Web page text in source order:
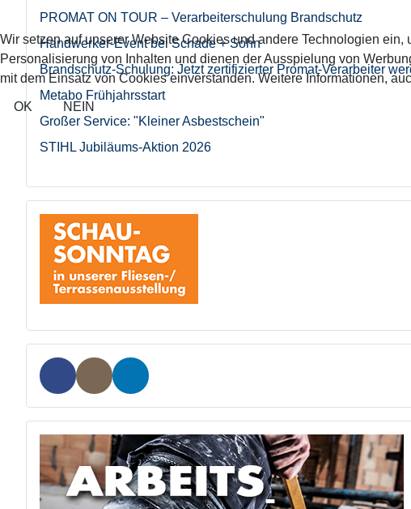
PROMAT ON TOUR – Verarbeiterschulung Brandschutz
Handwerker-Event bei Schade + Sohn
Brandschutz-Schulung: Jetzt zertifizierter Promat-Verarbeiter
Metabo Frühjahrsstart
Großer Service: "Kleiner Asbestschein"
STIHL Jubiläums-Aktion 2026
Wir setzen auf unserer Website Cookies und andere Technologien
Personalisierung von Inhalten und dienen der Ausspielung von
mit dem Einsatz von Cookies einverstanden. Weitere Informationen,
OK NEIN